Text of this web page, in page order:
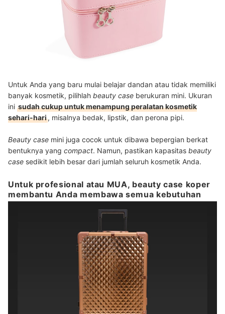
Untuk Anda yang baru mulai belajar dandan atau tidak memiliki
banyak kosmetik, pilihlah beauty case berukuran mini. Ukuran
ini sudah cukup untuk menampung peralatan kosmetik
sehari-hari, misalnya bedak, lipstik, dan perona pipi.
Beauty case mini juga cocok untuk dibawa bepergian berkat
bentuknya yang compact. Namun, pastikan kapasitas beauty
case sedikit lebih besar dari jumlah seluruh kosmetik Anda.
Untuk profesional atau MUA, beauty case koper
membantu Anda membawa semua kebutuhan